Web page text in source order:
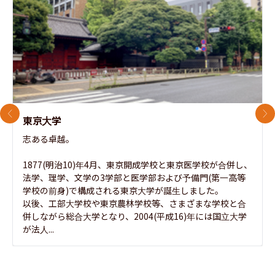
東京大学
志ある卓越。
1877(明治10)年4月、東京開成学校と東京医学校が合併し、
法学、理学、文学の3学部と医学部および予備門(第一高等
学校の前身)で構成される東京大学が誕生しました。
以後、工部大学校や東京農林学校等、さまざまな学校と合
併しながら総合大学となり、2004(平成16)年には国立大学
が法人...
前のスライド 次